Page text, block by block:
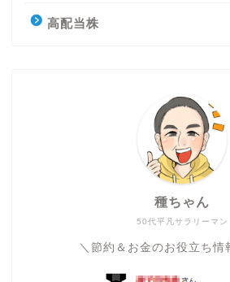
高配当株
50代平凡サラリーマン
種ちゃん
＼節約＆お金のお役立ち情